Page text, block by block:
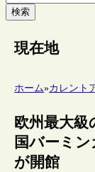
検索
現在地
ホーム»カレント
欧州最大級
国バーミ
が開館